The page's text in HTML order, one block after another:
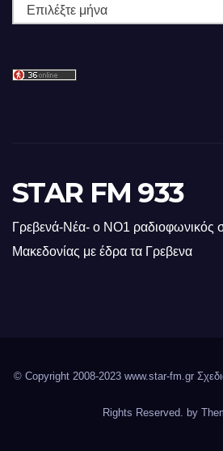
Ιστορικό
STAR FM 933
Γρεβενά-Νέα- ο ΝΟ1 ραδιοφωνικός
Μακεδονίας με έδρα τα Γρεβενα
© Copyright 2008-2023 www.star-fm.gr
Rights Reserved. by